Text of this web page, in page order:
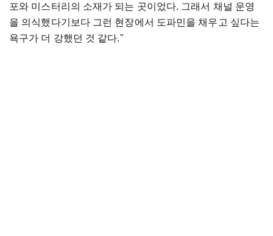
포와 미스터리의 소재가 되는 곳이었다. 그래서 채널 운영
을 의식했다기보다 그런 현장에서 도파민을 채우고 싶다는
욕구가 더 강했던 것 같다."